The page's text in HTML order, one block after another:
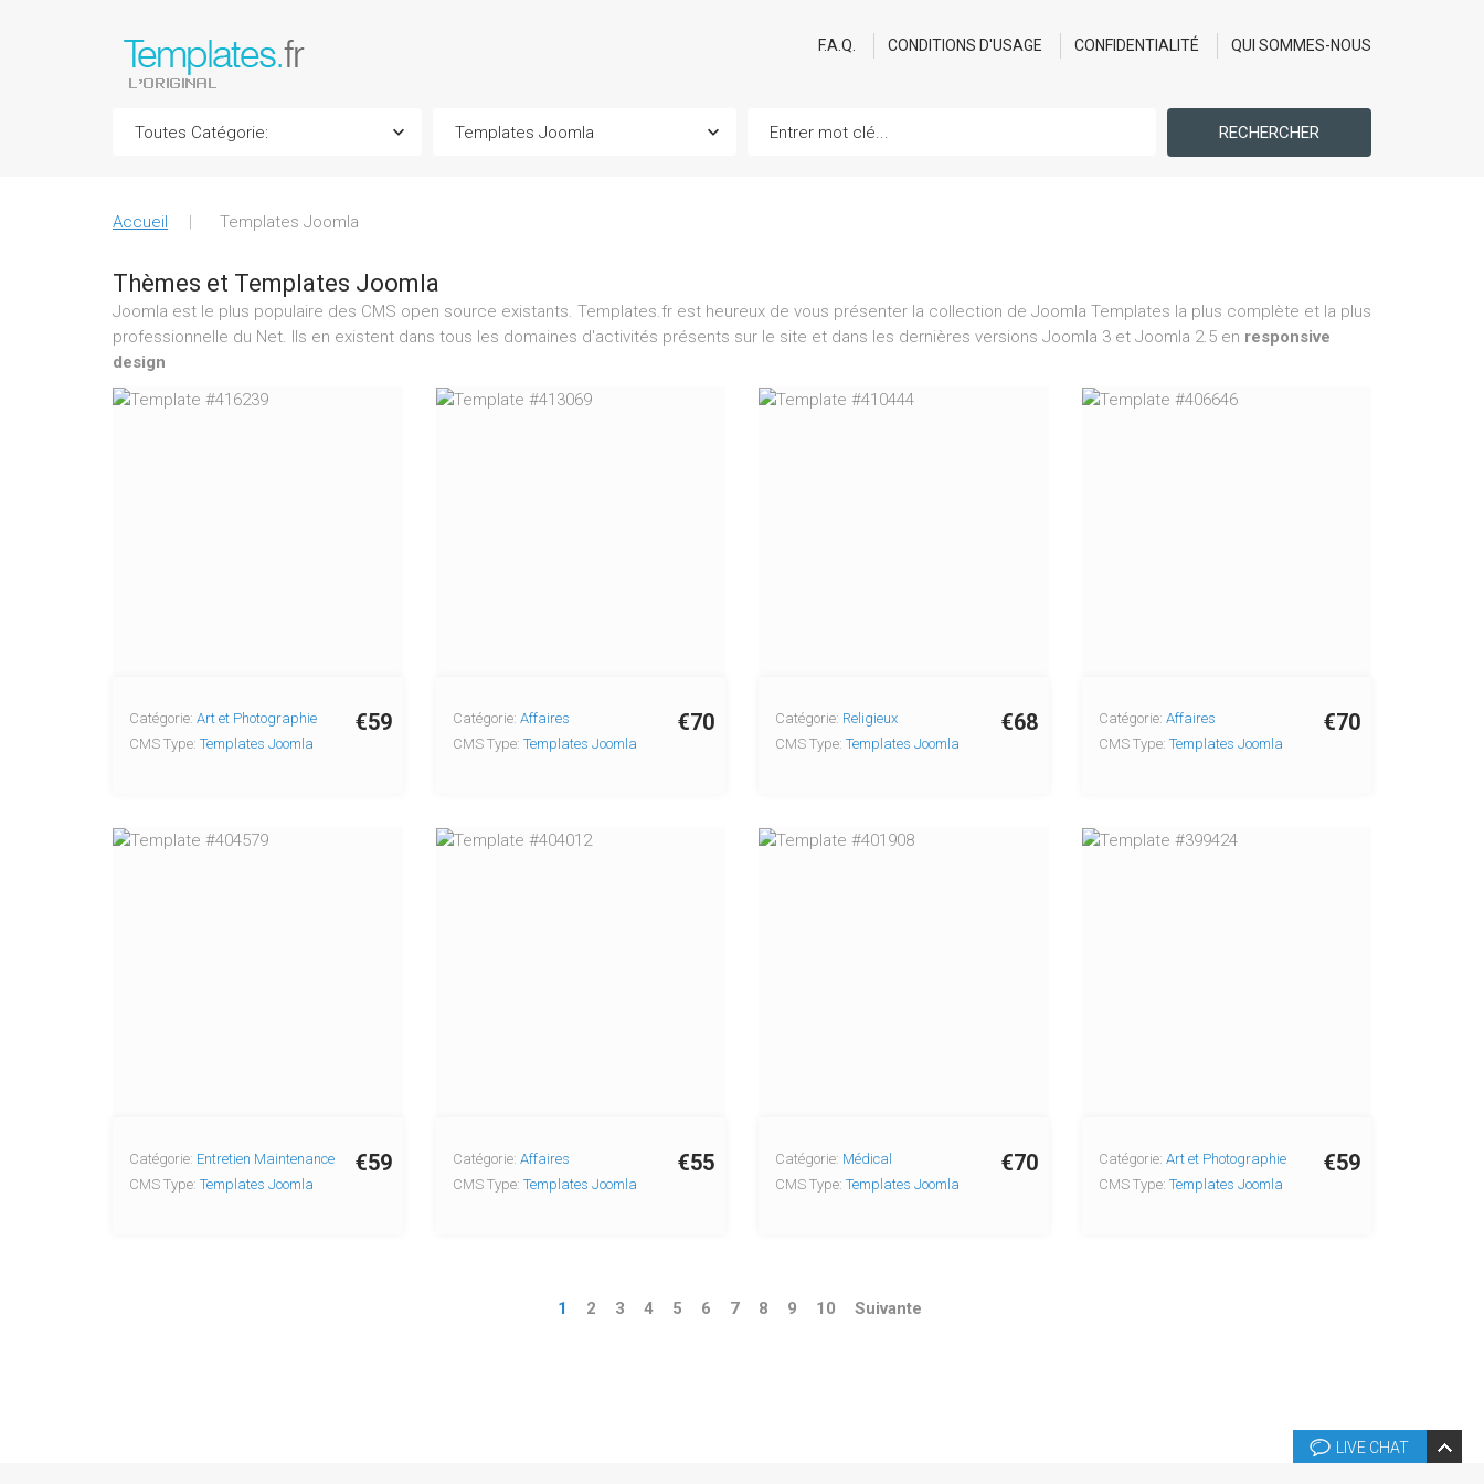
F.A.Q. CONDITIONS D'USAGE CONFIDENTIALITÉ QUI SOMMES-NOUS
RECHERCHER
Accueil Templates Joomla
Thèmes et Templates Joomla
Joomla est le plus populaire des CMS open source existants. Templates.fr est heureux de vous présenter la collection de Joomla Templates la plus complète et la plus
professionnelle du Net. Ils en existent dans tous les domaines d'activités présents sur le site et dans les dernières versions Joomla 3 et Joomla 2.5 en responsive
design
€59
Catégorie: Art et Photographie
CMS Type: Templates Joomla
€70
Catégorie: Affaires
CMS Type: Templates Joomla
€68
Catégorie: Religieux
CMS Type: Templates Joomla
€70
Catégorie: Affaires
CMS Type: Templates Joomla
€59
Catégorie: Entretien Maintenance
CMS Type: Templates Joomla
€55
Catégorie: Affaires
CMS Type: Templates Joomla
€70
Catégorie: Médical
CMS Type: Templates Joomla
€59
Catégorie: Art et Photographie
CMS Type: Templates Joomla
1 2 3 4 5 6 7 8 9 10 Suivante
LIVE CHAT